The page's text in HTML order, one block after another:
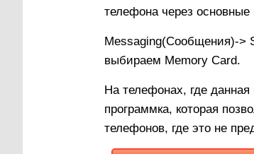
телефона через основные
Messaging(Сообщения)->
выбираем Memory Card.
На телефонах, где
программка, которая
телефонов, где это не